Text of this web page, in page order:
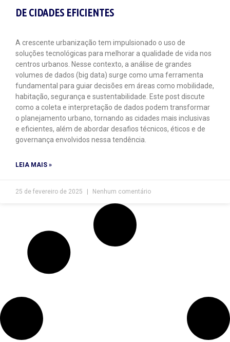
DE CIDADES EFICIENTES
A crescente urbanização tem impulsionado o uso de
soluções tecnológicas para melhorar a qualidade de vida nos
centros urbanos. Nesse contexto, a análise de grandes
volumes de dados (big data) surge como uma ferramenta
fundamental para guiar decisões em áreas como mobilidade,
habitação, segurança e sustentabilidade. Este post discute
como a coleta e interpretação de dados podem transformar
o planejamento urbano, tornando as cidades mais inclusivas
e eficientes, além de abordar desafios técnicos, éticos e de
governança envolvidos nessa tendência.
LEIA MAIS »
25 de fevereiro de 2025 Nenhum comentário